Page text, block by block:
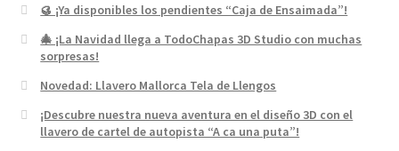
🥮 ¡Ya disponibles los pendientes “Caja de Ensaimada”!
🎄 ¡La Navidad llega a TodoChapas 3D Studio con muchas
sorpresas!
Novedad: Llavero Mallorca Tela de Llengos
¡Descubre nuestra nueva aventura en el diseño 3D con el
llavero de cartel de autopista “A ca una puta”!